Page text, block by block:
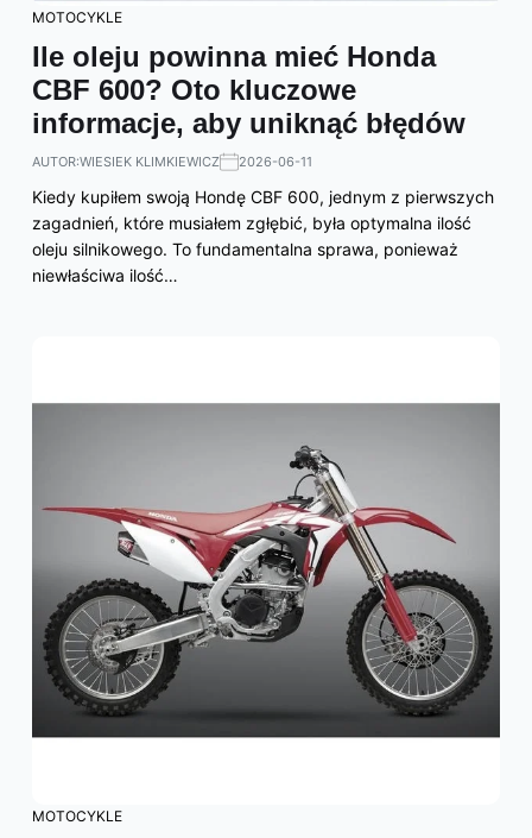
MOTOCYKLE
Ile oleju powinna mieć Honda
CBF 600? Oto kluczowe
informacje, aby uniknąć błędów
AUTOR:WIESIEK KLIMKIEWICZ 2026-06-11
Kiedy kupiłem swoją Hondę CBF 600, jednym z pierwszych
zagadnień, które musiałem zgłębić, była optymalna ilość
oleju silnikowego. To fundamentalna sprawa, ponieważ
niewłaściwa ilość…
MOTOCYKLE